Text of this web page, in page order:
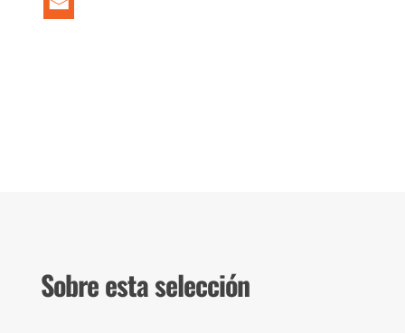
Sobre esta selección